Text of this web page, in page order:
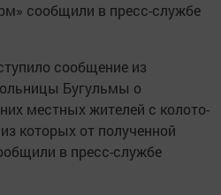
сообщили в пресс-службе
сообщение из
Бугульмы о
местных жителей с колото-
которых от полученной
в пресс-службе